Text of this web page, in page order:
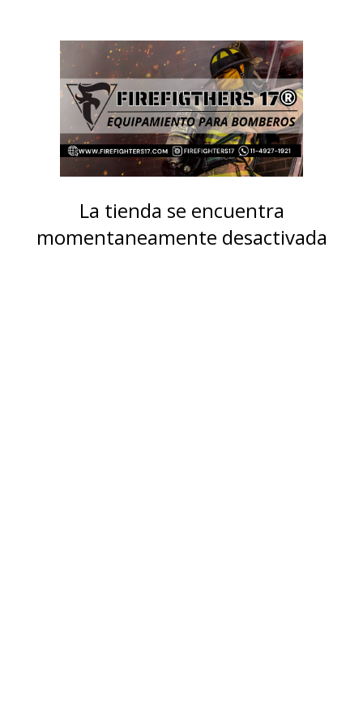
La tienda se encuentra
momentaneamente desactivada